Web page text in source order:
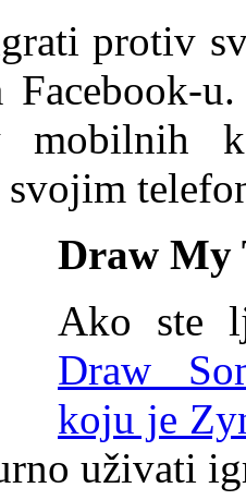
protiv
mobilnih
Draw My
Ako ste
Draw
koju je
uživati